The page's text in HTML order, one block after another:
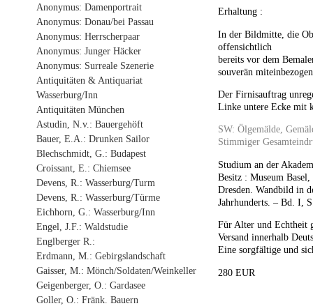
Anonymus: Damenportrait
Anonymus: Donau/bei Passau
Anonymus: Herrscherpaar
Anonymus: Junger Häcker
Anonymus: Surreale Szenerie
Antiquitäten & Antiquariat
Wasserburg/Inn
Antiquitäten München
Astudin, N.v.: Bauergehöft
Bauer, E.A.: Drunken Sailor
Blechschmidt, G.: Budapest
Croissant, E.: Chiemsee
Devens, R.: Wasserburg/Turm
Devens, R.: Wasserburg/Türme
Eichhorn, G.: Wasserburg/Inn
Engel, J.F.: Waldstudie
Englberger R.:
Erdmann, M.: Gebirgslandschaft
Gaisser, M.: Mönch/Soldaten/Weinkeller
Geigenberger, O.: Gardasee
Goller, O.: Fränk. Bauern
Erhaltung :
In der Bildmitte, die
offensichtlich
bereits vor dem
souverän
Der Firnisauftrag
Linke untere Ecke mit
SW: Ölgemälde,
Stimmiger
Studium an der
Besitz : Museum
Dresden. Wandbild in
Jahrhunderts. – Bd. I,
Für Alter und Echtheit
Versand innerhalb
Eine sorgfältige und
280 EUR